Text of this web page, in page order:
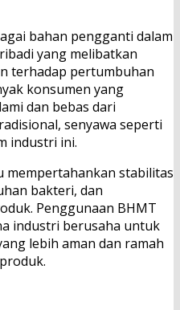
bahan pengganti dalam
yang melibatkan
terhadap pertumbuhan
konsumen yang
dan bebas dari
senyawa seperti
industri ini.
mempertahankan stabilitas
bakteri, dan
Penggunaan BHMT
industri berusaha untuk
lebih aman dan ramah